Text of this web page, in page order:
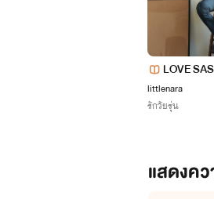
เทีย
"หึ ....
LOVE
วร้ายกะยัย
littlenara
รักวัยรุ่น
แสดงค